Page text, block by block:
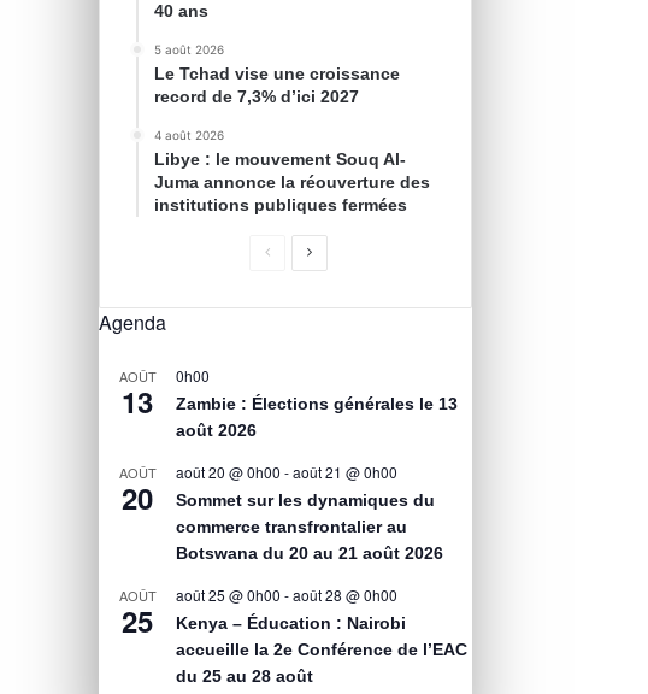
40 ans
5 août 2026
Le Tchad vise une croissance
record de 7,3% d’ici 2027
4 août 2026
Libye : le mouvement Souq Al-
Juma annonce la réouverture des
institutions publiques fermées
Agenda
AOÛT
13
0h00
Zambie : Élections générales le 13
août 2026
AOÛT
20
août 20 @ 0h00 -août 21 @ 0h00
Sommet sur les dynamiques du
commerce transfrontalier au
Botswana du 20 au 21 août 2026
AOÛT
25
août 25 @ 0h00 -août 28 @ 0h00
Kenya – Éducation : Nairobi
accueille la 2e Conférence de l’EAC
du 25 au 28 août